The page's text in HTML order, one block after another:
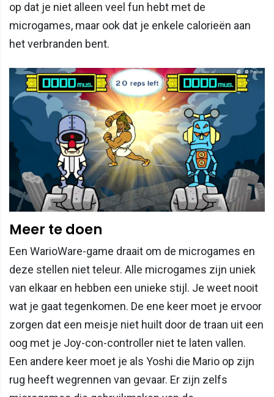
op dat je niet alleen veel fun hebt met de
microgames, maar ook dat je enkele calorieën aan
het verbranden bent.
Meer te doen
Een WarioWare-game draait om de microgames en
deze stellen niet teleur. Alle microgames zijn uniek
van elkaar en hebben een unieke stijl. Je weet nooit
wat je gaat tegenkomen. De ene keer moet je ervoor
zorgen dat een meisje niet huilt door de traan uit een
oog met je Joy-con-controller niet te laten vallen.
Een andere keer moet je als Yoshi die Mario op zijn
rug heeft wegrennen van gevaar. Er zijn zelfs